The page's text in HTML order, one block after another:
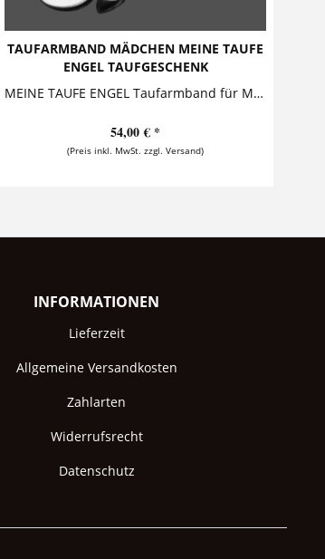
TAUFARMBAND MÄDCHEN MEINE TAUFE
ENGEL TAUFGESCHENK
MEINE TAUFE ENGEL Taufarmband für Mädchen mit Gravur Dieses zauberhafte Taufarmband besteht aus einem Gliederarmband aus 925 Sterling Silber, an dem ein Namensanhänger, ein niedliches...
54,00 € *
(Preis inkl. MwSt. zzgl. Versand)
INFORMATIONEN
Lieferzeit
Allgemeine Versandkosten
Zahlarten
Widerrufsrecht
Datenschutz